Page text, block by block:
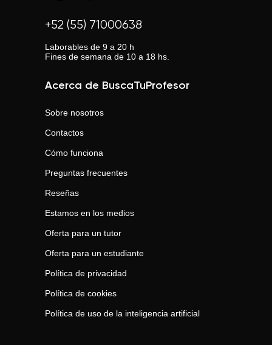
+52 (55) 71000638
Laborables de 9 a 20 h
Fines de semana de 10 a 18 hs.
Acerca de BuscaTuProfesor
Sobre nosotros
Contactos
Cómo funciona
Preguntas frecuentes
Reseñas
Estamos en los medios
Oferta para un tutor
Oferta para un estudiante
Política de privacidad
Política de cookies
Política de uso de la inteligencia artificial